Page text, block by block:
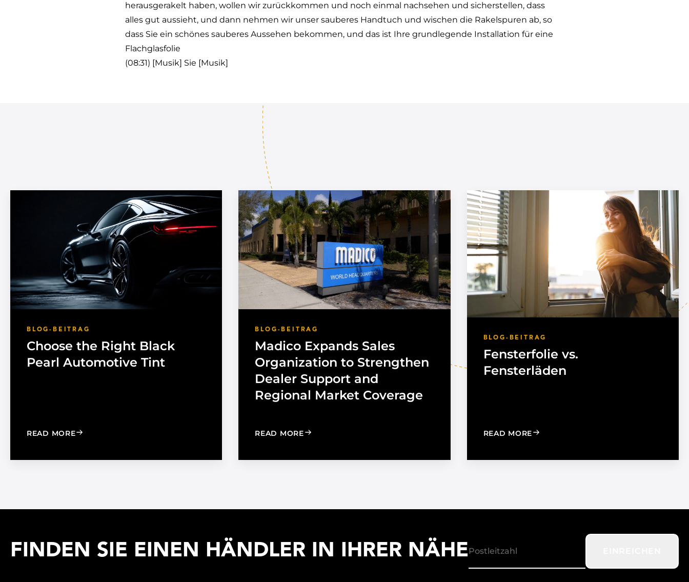
herausgerakelt haben, wollen wir zurückkommen und noch einmal nachsehen und sicherstellen, dass
alles gut aussieht, und dann nehmen wir unser sauberes Handtuch und wischen die Rakelspuren ab, so
dass Sie ein schönes sauberes Aussehen bekommen, und das ist Ihre grundlegende Installation für eine
Flachglasfolie
(08:31) [Musik] Sie [Musik]
BLOG-BEITRAG
Choose the Right Black
Pearl Automotive Tint
READ MORE: CHOOSE THE RIGHT BLACK PEARL AUTOMOTIVE TINT
BLOG-BEITRAG
Madico Expands Sales
Organization to Strengthen
Dealer Support and
Regional Market Coverage
READ MORE: MADICO EXPANDS SALES ORGANIZATION TO STRENGTHEN DEALER SUPPORT AND REGIONAL
BLOG-BEITRAG
Fensterfolie vs.
Fensterläden
READ MORE: WINDOW FILM VS. WINDOW SHADES
FINDEN SIE EINEN HÄNDLER IN IHRER NÄHE